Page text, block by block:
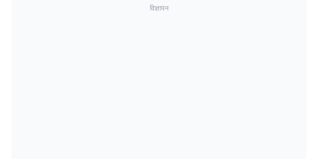
विज्ञापन